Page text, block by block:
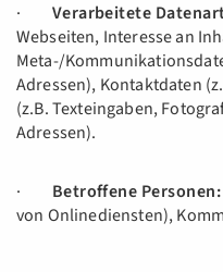
· Verarbeitete
Webseiten, Interesse an
Meta-/
Adressen), Kontaktdaten
(z.B. Texteingaben,
Adressen).
· Betroffene Personen:
von Onlinediensten),